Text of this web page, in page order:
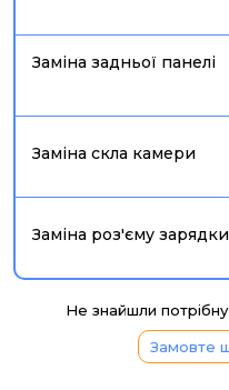
Заміна задньої панелі
Заміна скла камери
Заміна роз'єму зарядки
Не знайшли потрібну
Замовте